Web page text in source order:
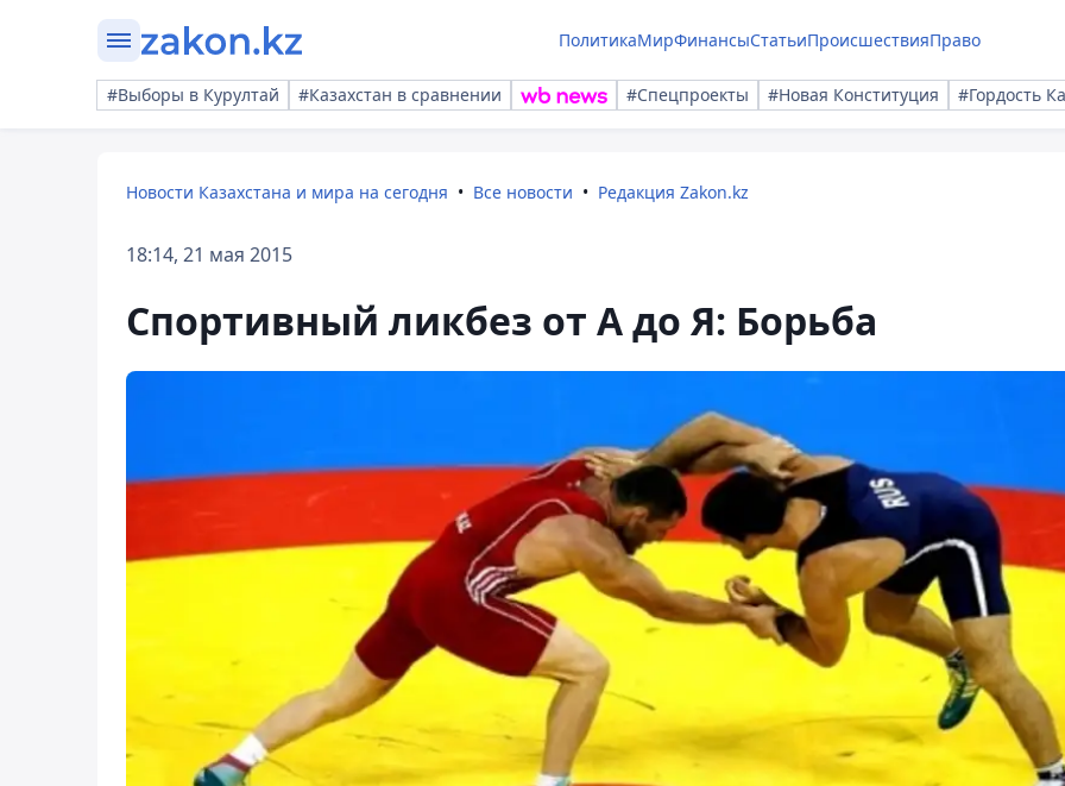
ПолитикаМирФинансыСтатьиПроисшествияПраво
#Выборы в Курултай #Казахстан в сравнении #Спецпроекты #Новая Конституция #Гордость
Новости Казахстана и мира на сегодня Все новости Редакция Zakon.kz
18:14, 21 мая 2015
Спортивный ликбез от А до Я: Борьба